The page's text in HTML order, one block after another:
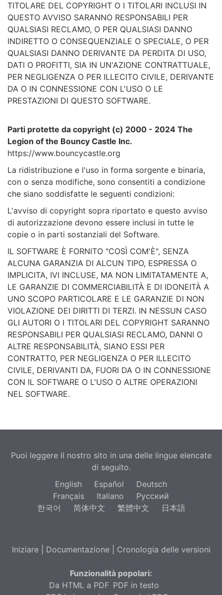
TITOLARE DEL COPYRIGHT O I TITOLARI INCLUSI IN
QUESTO AVVISO SARANNO RESPONSABILI PER
QUALSIASI RECLAMO, O PER QUALSIASI DANNO
INDIRETTO O CONSEQUENZIALE O SPECIALE, O PER
QUALSIASI DANNO DERIVANTE DA PERDITA DI USO,
DATI O PROFITTI, SIA IN UN'AZIONE CONTRATTUALE,
PER NEGLIGENZA O PER ILLECITO CIVILE, DERIVANTE
DA O IN CONNESSIONE CON L'USO O LE
PRESTAZIONI DI QUESTO SOFTWARE.
Parti protette da copyright (c) 2000 - 2024 The
Legion of the Bouncy Castle Inc.
https://www.bouncycastle.org
La ridistribuzione e l'uso in forma sorgente e binaria,
con o senza modifiche, sono consentiti a condizione
che siano soddisfatte le seguenti condizioni:
L'avviso di copyright sopra riportato e questo avviso
di autorizzazione devono essere inclusi in tutte le
copie o in parti sostanziali del Software.
IL SOFTWARE È FORNITO "COSÌ COM'È", SENZA
ALCUNA GARANZIA DI ALCUN TIPO, ESPRESSA O
IMPLICITA, IVI INCLUSE, MA NON LIMITATAMENTE A,
LE GARANZIE DI COMMERCIABILITÀ E DI IDONEITÀ A
UNO SCOPO PARTICOLARE E LE GARANZIE DI NON
VIOLAZIONE DEI DIRITTI DI TERZI. IN NESSUN CASO
GLI AUTORI O I TITOLARI DEL COPYRIGHT SARANNO
RESPONSABILI PER QUALSIASI RECLAMO, DANNI O
ALTRE RESPONSABILITÀ, SIANO ESSI PER
CONTRATTO, PER NEGLIGENZA O PER ILLECITO
CIVILE, DERIVANTI DA, FUORI DA O IN CONNESSIONE
CON IL SOFTWARE O L'USO O ALTRE OPERAZIONI
NEL SOFTWARE.
Puoi leggere il nostro sito in una delle lingue elencate
di seguito.
English
Español
Deutsch
Français
Italiano
Русский
한국어
简体中文 繁體中文 日本語
Iniziare| Documentazione| Cronologia delle versioni
Funzionalità popolari:
Da HTML a PDF PDF in testo